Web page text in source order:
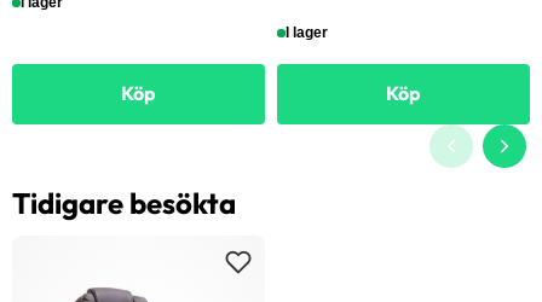
Köp
I lager
Köp
Tidigare besökta